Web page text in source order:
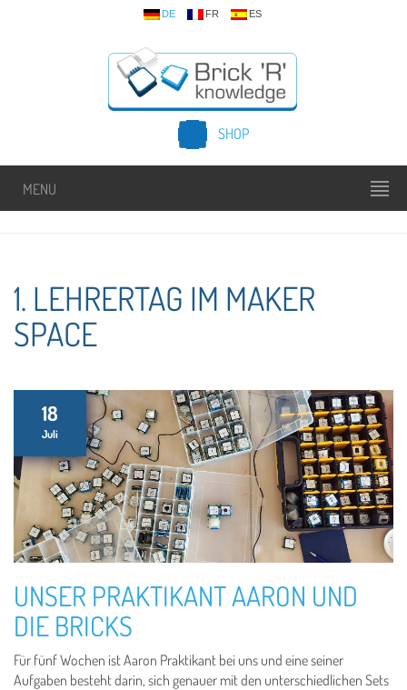
DE FR ES
SHOP
MENU
1. LEHRERTAG IM MAKER
SPACE
18
Juli
UNSER PRAKTIKANT AARON UND
DIE BRICKS
Für fünf Wochen ist Aaron Praktikant bei uns und eine seiner
Aufgaben besteht darin, sich genauer mit den unterschiedlichen Sets